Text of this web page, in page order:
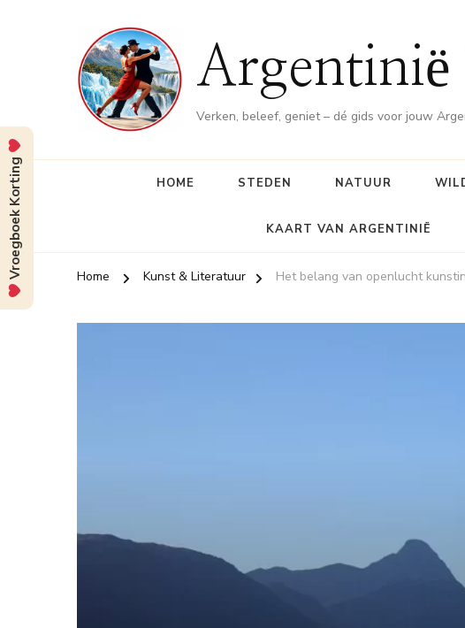
Argentinië
Verken, beleef, geniet – dé gids voor jouw
HOME STEDEN NATUUR
KAART VAN ARGENTINIË
Home Kunst & Literatuur Het belang van openlucht
Vroegboek Korting